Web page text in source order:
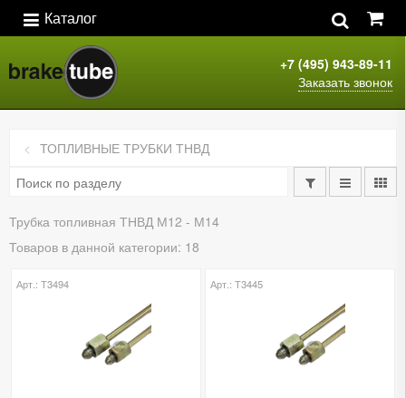
Каталог
+7 (495) 943-89-11
Заказать звонок
ТОПЛИВНЫЕ ТРУБКИ ТНВД
Трубка топливная ТНВД М12 - М14
Товаров в данной категории: 18
Арт.: Т3494 Арт.: Т3445